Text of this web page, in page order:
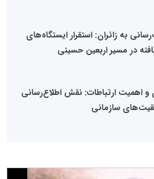
به زائران: استقرار ایستگاه‌های
در مسیر اربعین حسینی
و اهمیت ارتباطات: نقش اطلاع‌رسانی
سازمانی